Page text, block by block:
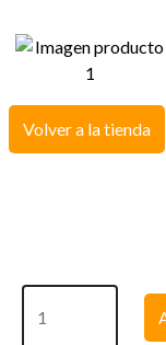
Volver a la tienda